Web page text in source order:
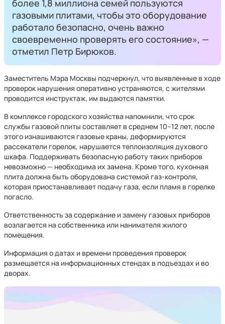
более 1,8 миллиона семей пользуются
газовыми плитами, чтобы это оборудование
работало безопасно, очень важно
своевременно проверять его состояние», —
отметил Петр Бирюков.
Заместитель Мэра Москвы подчеркнул, что выявленные в ходе
проверок нарушения оперативно устраняются, с жителями
проводится инструктаж, им выдаются памятки.
В комплексе городского хозяйства напомнили, что срок
службы газовой плиты составляет в среднем 10–12 лет, после
этого изнашиваются газовые краны, деформируются
рассекатели горелок, нарушается теплоизоляция духового
шкафа. Поддерживать безопасную работу таких приборов
невозможно — необходима их замена. Кроме того, кухонная
плита должна быть оборудована системой газ-контроля,
которая приостанавливает подачу газа, если пламя в горелке
погасло.
Ответственность за содержание и замену газовых приборов
возлагается на собственника или нанимателя жилого
помещения.
Информация о датах и времени проведения проверок
размещается на информационных стендах в подъездах и во
дворах.